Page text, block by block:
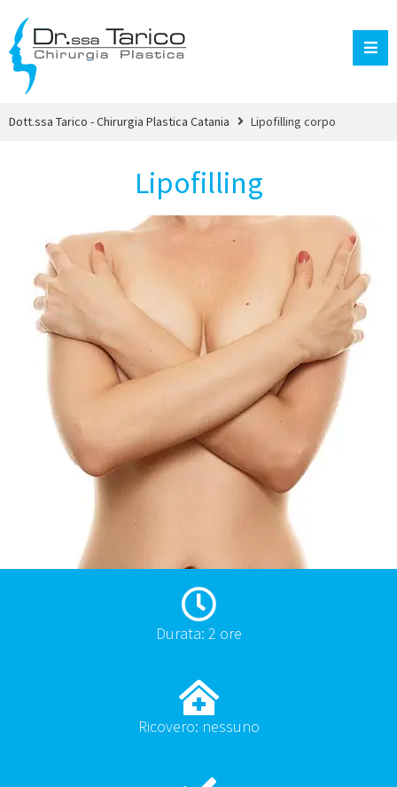
Dott.ssa Tarico - Chirurgia Plastica Catania Lipofilling corpo
Lipofilling
Durata: 2 ore
Ricovero: nessuno